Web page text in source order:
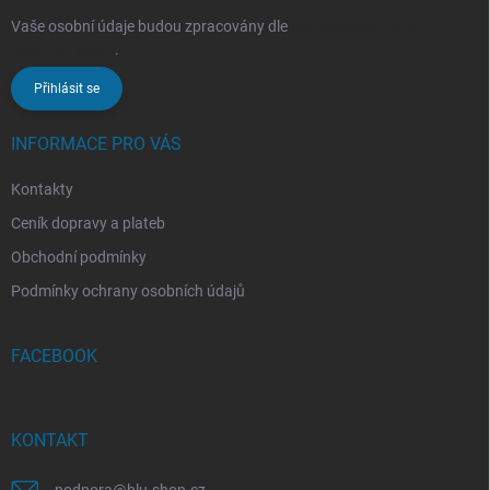
Vaše osobní údaje budou zpracovány dle
.
Přihlásit se
INFORMACE PRO VÁS
Kontakty
Ceník dopravy a plateb
Obchodní podmínky
Podmínky ochrany osobních údajů
FACEBOOK
KONTAKT